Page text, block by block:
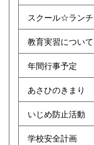
スクール☆ランチ
教育実習について
年間行事予定
あさひのきまり
いじめ防止活動
学校安全計画